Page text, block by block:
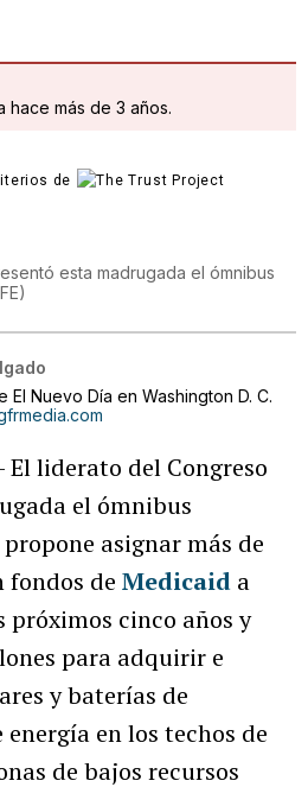
hace más de 3 años.
de
esta madrugada el ómnibus
)
El Nuevo Día en Washington D. C.
El liderato del Congreso
el ómnibus
asignar más de
fondos de Medicaid a
próximos cinco años y
para adquirir e
y baterías de
en los techos de
de bajos recursos